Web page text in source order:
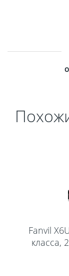
Fanvil
класса,